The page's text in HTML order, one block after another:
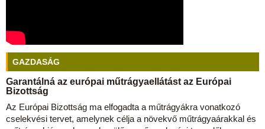
GAZDASÁG
Garantálná az európai műtrágyaellátást az Európai
Bizottság
Az Európai Bizottság ma elfogadta a műtrágyákra vonatkozó
cselekvési tervet, amelynek célja a növekvő műtrágyaárakkal és